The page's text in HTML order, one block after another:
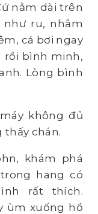
nằm dài trên
như ru, nhắm
cá bơi ngay
rồi bình minh,
Lòng bình
không đủ
thấy chán.
khám phá
hang có
rất thích.
ùm xuống hồ